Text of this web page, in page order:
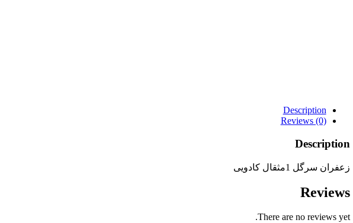
Description
Reviews (0)
Description
زعفران سرگل 1مثقال کادویی
Reviews
There are no reviews yet.